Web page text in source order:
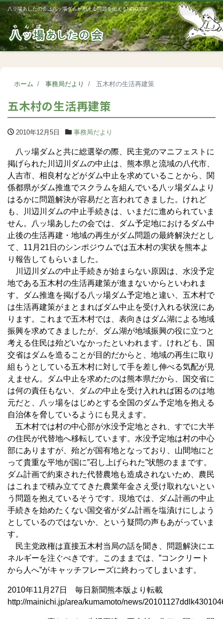
八ッ場あしたの会は八ッ場ダムが抱える問題を伝えるNGOです
ホーム 事務局だより 五木村の生活再建策
五木村の生活再建策
2010年12月5日 事務局だより
八ッ場ダムと共に総選挙の際、民主党のマニフェストに
掲げられた川辺川ダムの中止は、熊本県と流域の八代市、
人吉市、相良村などがダム中止を求めていることから、関
係都県がダム推進でスクラムを組んでいる八ッ場ダムより
はるかに問題解決が容易だと言われてきました。けれど
も、川辺川ダムの中止手続きは、いまだに進められていま
せん。八ッ場あしたの会では、ダム予定地におけるダム中
止後の生活再建・地域の再生がダム問題の最終解決だとし
て、11月21日のシンポジウムでは五木村の実状を熊本よ
り報告してもらいました。
川辺川ダムの中止手続きが始まらない原因は、水没予定
地である五木村の生活再建策が進まないからといわれま
す。ダム推進を掲げる八ッ場ダム予定地と違い、五木村で
は生活再建策がまとまればダム中止を受け入れる状況にあ
ります。これまで五木村では、表向きはダム湖による地域
振興を求めてきましたが、ダム湖が地域振興の役に立つと
考える住民は殆どいなかったといわれます。けれども、国
交省はダムを造ることが目的だからと、地域の再生に取り
組もうとしている五木村に対して手を差し伸べる気配が見
えません。ダム中止を求めたのは熊本県だから、国交省に
は何の責任もない、ダムの中止を受け入れれば困るのは地
元だと、八ッ場をはじめとする全国のダム予定地を抱える
自治体を脅しているようにも見えます。
五木村では村の中心部が水没予定地とされ、すでに大半
の住民が代替地へ移転しています。水没予定地は村の中心
部にありますが、殆どが国有地となっており、山間地にと
って貴重な平地が国に”召し上げられた”状態のままです。
ダム計画で約束された代替農地も造成されないため、農民
はこれまで積み立ててきた農業年金さえ受け取れないとい
う問題を抱えているそうです。現地では、ダム計画の中止
手続きを始めたくない国交省がダム計画を塩漬けにしよう
としているのではないか、という疑問の声もあがっていま
す。
民主党政権は直接五木村当局の話を聞き、問題解決にエ
ネルギーを注ぐべきです。このままでは、”コンクリート
から人へ”がキャッチフレーズに終わってしまいます。
2010年11月27日 毎日新聞熊本版より転載
http://mainichi.jp/area/kumamoto/news/